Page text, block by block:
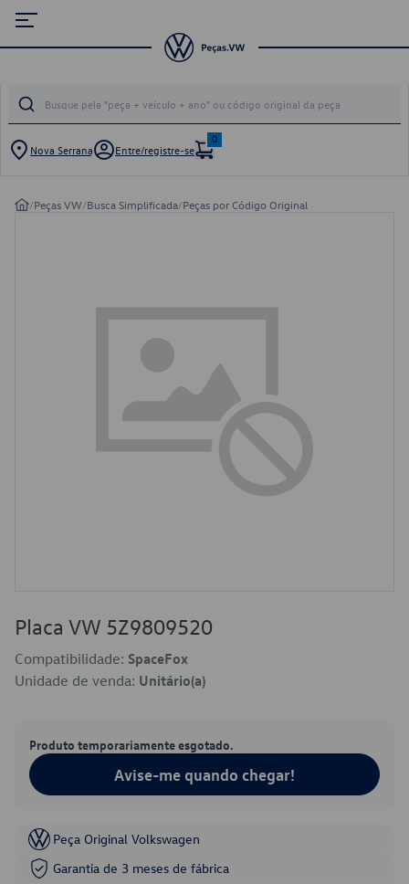
Nova Serrana Entre/registre-se
0
/Peças VW/Busca Simplificada/Peças por Código Original
Placa VW 5Z9809520
Compatibilidade: SpaceFox
Unidade de venda: Unitário(a)
Produto temporariamente esgotado.
Avise-me quando chegar!
Peça Original Volkswagen
Garantia de 3 meses de fábrica